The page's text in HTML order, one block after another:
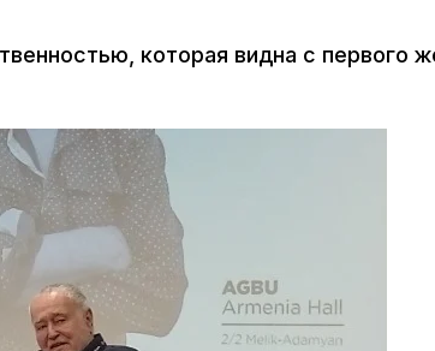
которая видна с первого